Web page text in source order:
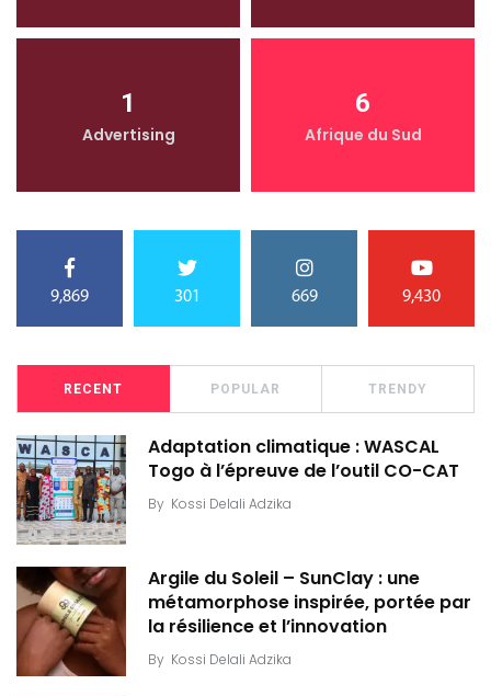
1
Advertising
6
Afrique du Sud
9,869 301 669 9,430
RECENT POPULAR TRENDY
Adaptation climatique : WASCAL
Togo à l’épreuve de l’outil CO-CAT
By Kossi Delali Adzika
Argile du Soleil – SunClay : une
métamorphose inspirée, portée par
la résilience et l’innovation
By Kossi Delali Adzika